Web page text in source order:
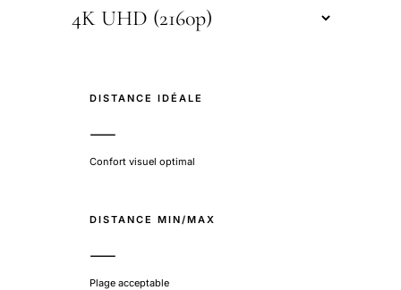
DISTANCE IDÉALE
—
Confort visuel optimal
DISTANCE MIN/MAX
—
Plage acceptable